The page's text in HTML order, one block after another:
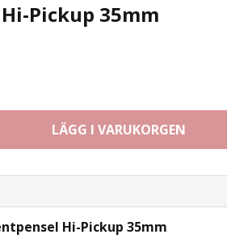
Pickup 35mm
LÄGG I VARUKORGEN
Hi-Pickup 35mm